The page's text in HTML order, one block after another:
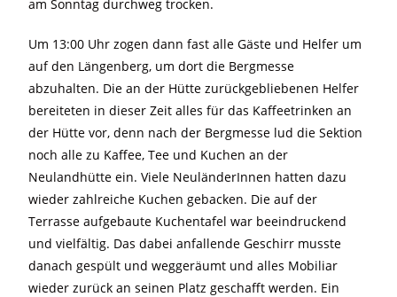
am Sonntag durchweg trocken.
Um 13:00 Uhr zogen dann fast alle Gäste und Helfer um
auf den Längenberg, um dort die Bergmesse
abzuhalten. Die an der Hütte zurückgebliebenen Helfer
bereiteten in dieser Zeit alles für das Kaffeetrinken an
der Hütte vor, denn nach der Bergmesse lud die Sektion
noch alle zu Kaffee, Tee und Kuchen an der
Neulandhütte ein. Viele NeuländerInnen hatten dazu
wieder zahlreiche Kuchen gebacken. Die auf der
Terrasse aufgebaute Kuchentafel war beeindruckend
und vielfältig. Das dabei anfallende Geschirr musste
danach gespült und weggeräumt und alles Mobiliar
wieder zurück an seinen Platz geschafft werden. Ein